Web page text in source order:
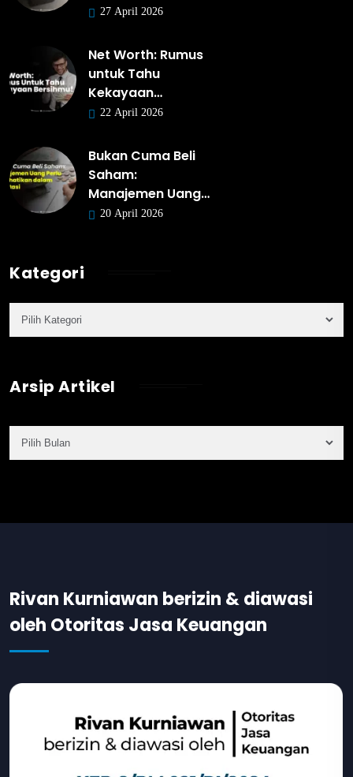
27 April 2026
Net Worth: Rumus
untuk Tahu
Kekayaan…
22 April 2026
Bukan Cuma Beli
Saham:
Manajemen Uang…
20 April 2026
Kategori
Arsip Artikel
Rivan Kurniawan berizin & diawasi
oleh Otoritas Jasa Keuangan